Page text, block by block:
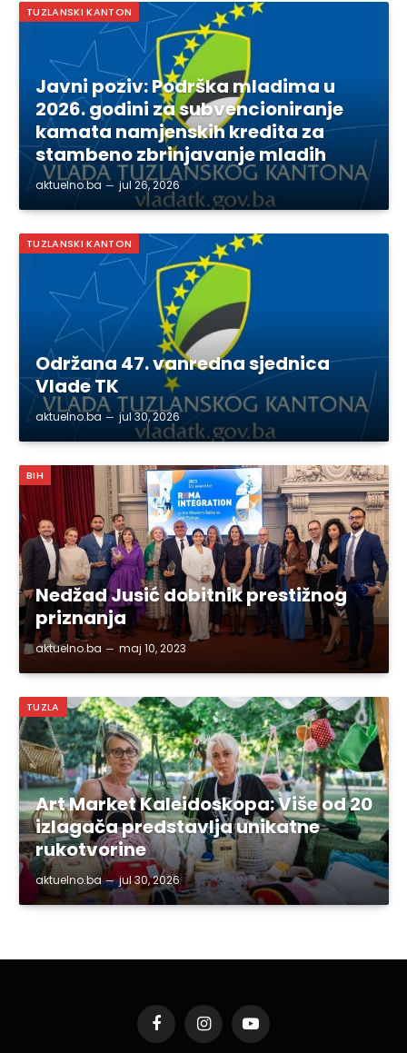
TUZLANSKI KANTON
Javni poziv: Podrška mladima u
2026. godini za subvencioniranje
kamata namjenskih kredita za
stambeno zbrinjavanje mladih
aktuelno.ba jul 26, 2026
TUZLANSKI KANTON
Održana 47. vanredna sjednica
Vlade TK
aktuelno.ba jul 30, 2026
BIH
Nedžad Jusić dobitnik prestižnog
priznanja
aktuelno.ba maj 10, 2023
TUZLA
Art Market Kaleidoskopa: Više od 20
izlagača predstavlja unikatne
rukotvorine
aktuelno.ba jul 30, 2026
FacebookInstagramYouTube